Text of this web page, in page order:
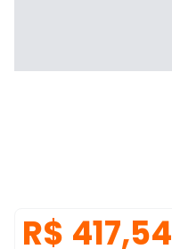
R$ 417,54